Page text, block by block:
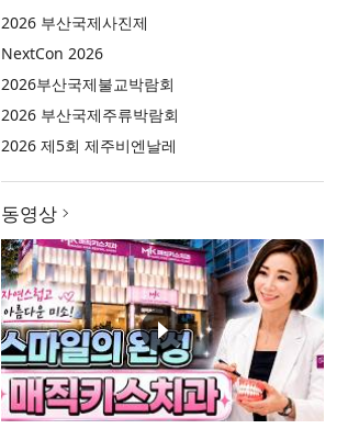
2026 부산국제사진제
NextCon 2026
2026부산국제불교박람회
2026 부산국제주류박람회
2026 제5회 제주비엔날레
동영상